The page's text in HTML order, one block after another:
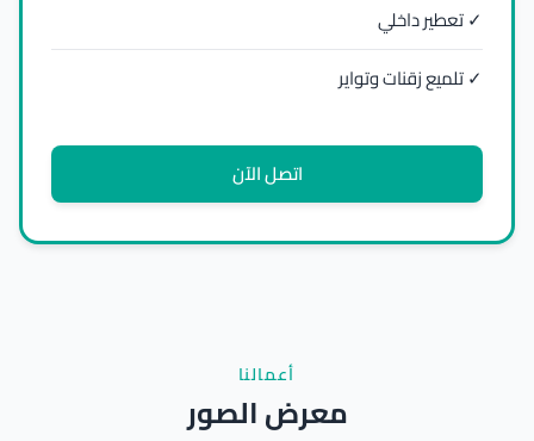
✓ تعطير داخلي
✓ تلميع زقنات وتواير
اتصل الآن
أعمالنا
معرض الصور